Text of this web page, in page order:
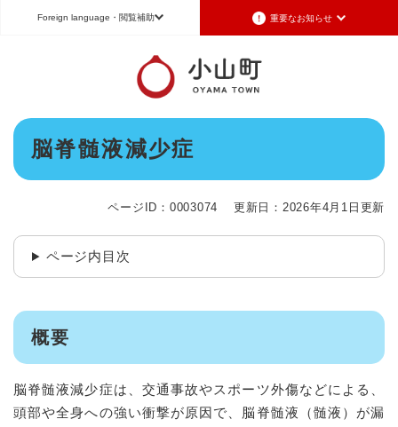
メニューを飛ばして本文へ
Foreign language ・閲覧補助 重要なお知らせ
重要なお知らせ
令和8年6月26日発生の地震被害に対する支援制度のお知らせ
2026年6月28日更新
地震による断水は6月28日午後5時に復旧しました
2026年6月28日更新
2026年6月28日更新
令和8年6月27日21時 災害警戒体制を廃止しました
Foreign language
日本語（Japanese） English（英語）
中文（簡体字）
Português（ポルトガル語）
標準 拡大 背景色変更 白 黒 青
本
脳脊髄液減少症
ページID：0003074 更新日：2026年4月1日更新
ページ内目次
概要
脳脊髄液減少症は、交通事故やスポーツ外傷などによる、
頭部や全身への強い衝撃が原因で、脳脊髄液（髄液）が漏